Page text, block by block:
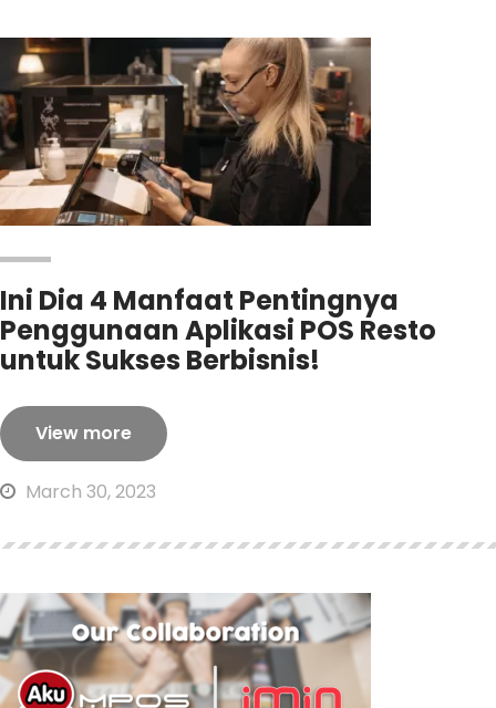
Ini Dia 4 Manfaat Pentingnya
Penggunaan Aplikasi POS Resto
untuk Sukses Berbisnis!
View more
March 30, 2023